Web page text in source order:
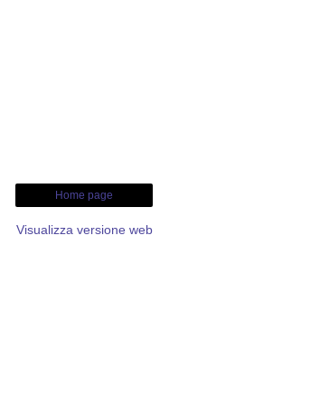
Home page
Visualizza versione web